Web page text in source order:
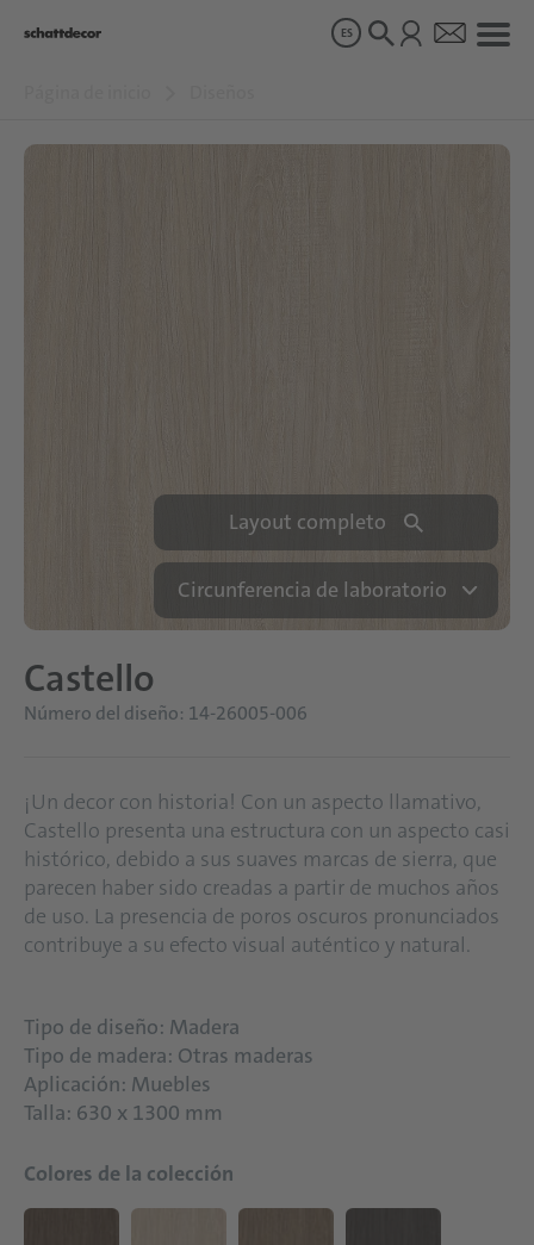
ES
Layout completo
Circunferencia de laboratorio
Castello
Número del diseño: 14-26005-006
¡Un decor con historia! Con un aspecto llamativo,
Castello presenta una estructura con un aspecto casi
histórico, debido a sus suaves marcas de sierra, que
parecen haber sido creadas a partir de muchos años
de uso. La presencia de poros oscuros pronunciados
contribuye a su efecto visual auténtico y natural.
Tipo de diseño: Madera
Tipo de madera: Otras maderas
Aplicación: Muebles
Talla: 630 x 1300 mm
Colores de la colección